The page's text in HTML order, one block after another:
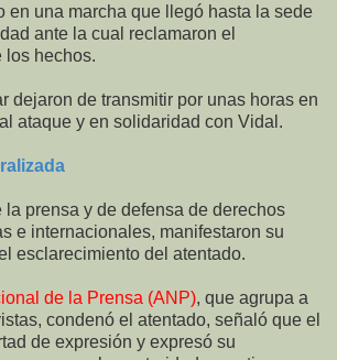
en una marcha que llegó hasta la sede
ante la cual reclamaron el
los hechos.
dejaron de transmitir por unas horas en
ataque y en solidaridad con Vidal.
prensa y de defensa de derechos
e internacionales, manifestaron su
esclarecimiento del atentado.
de la Prensa (ANP), que agrupa a
condenó el atentado, señaló que el
de expresión y expresó su